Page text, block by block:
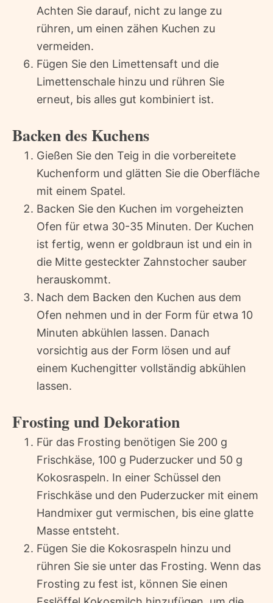
Achten Sie darauf, nicht zu lange zu
rühren, um einen zähen Kuchen zu
vermeiden.
Fügen Sie den Limettensaft und die
Limettenschale hinzu und rühren Sie
erneut, bis alles gut kombiniert ist.
Backen des Kuchens
Gießen Sie den Teig in die vorbereitete
Kuchenform und glätten Sie die Oberfläche
mit einem Spatel.
Backen Sie den Kuchen im vorgeheizten
Ofen für etwa 30-35 Minuten. Der Kuchen
ist fertig, wenn er goldbraun ist und ein in
die Mitte gesteckter Zahnstocher sauber
herauskommt.
Nach dem Backen den Kuchen aus dem
Ofen nehmen und in der Form für etwa 10
Minuten abkühlen lassen. Danach
vorsichtig aus der Form lösen und auf
einem Kuchengitter vollständig abkühlen
lassen.
Frosting und Dekoration
Für das Frosting benötigen Sie 200 g
Frischkäse, 100 g Puderzucker und 50 g
Kokosraspeln. In einer Schüssel den
Frischkäse und den Puderzucker mit einem
Handmixer gut vermischen, bis eine glatte
Masse entsteht.
Fügen Sie die Kokosraspeln hinzu und
rühren Sie sie unter das Frosting. Wenn das
Frosting zu fest ist, können Sie einen